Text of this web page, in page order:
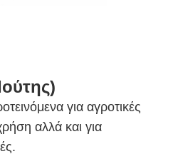
για αγροτικές
αλλά και για